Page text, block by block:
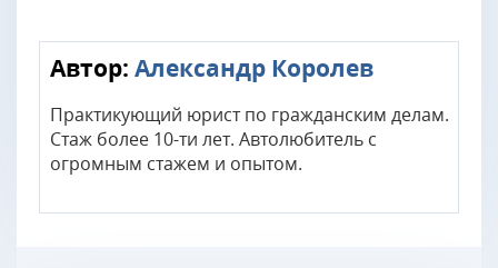
Автор: Александр Королев
Практикующий юрист по гражданским делам.
Стаж более 10-ти лет. Автолюбитель с
огромным стажем и опытом.